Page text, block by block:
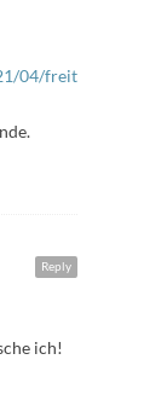
04/freitagsfuller-
Reply
ich!